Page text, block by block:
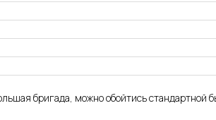
бригада, можно обойтись стандартной